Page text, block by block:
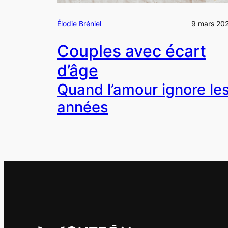
Élodie Bréniel 9 mars
Couples avec écart
d’âge
Quand l’amour ignore
années